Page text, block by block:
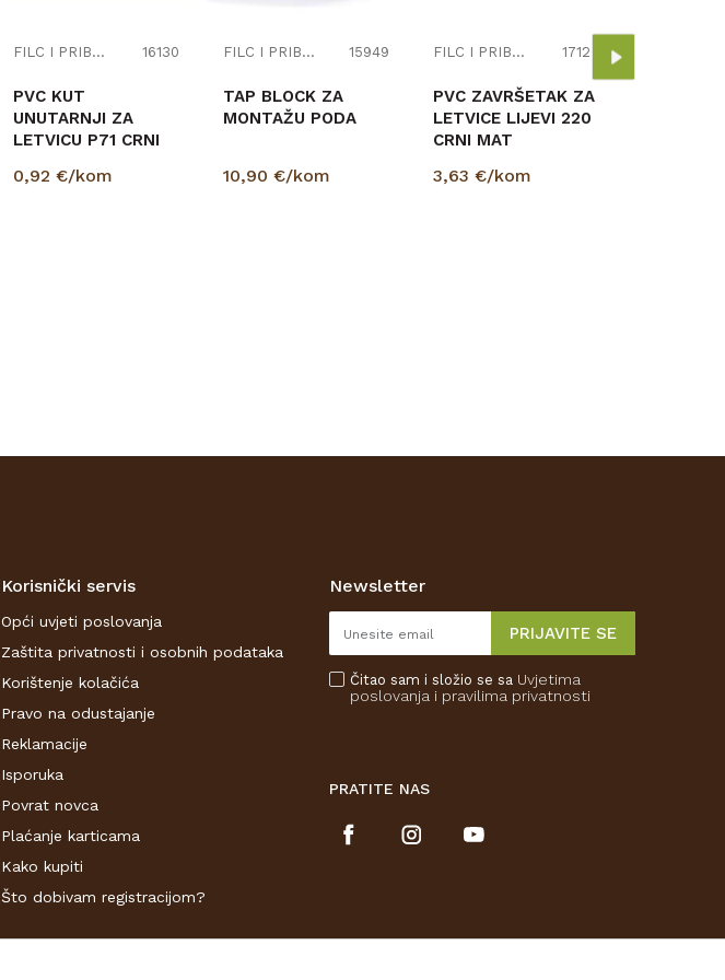
FILC I PRIBOR 16130
PVC KUT
UNUTARNJI ZA
LETVICU P71 CRNI
0,92 €/kom
FILC I PRIBOR 15949
TAP BLOCK ZA
MONTAŽU PODA
10,90 €/kom
FILC I PRIBOR 17126
PVC ZAVRŠETAK ZA
LETVICE LIJEVI 220
CRNI MAT
3,63 €/kom
Korisnički servis
Opći uvjeti poslovanja
Zaštita privatnosti i osobnih podataka
Korištenje kolačića
Pravo na odustajanje
Reklamacije
Isporuka
Povrat novca
Plaćanje karticama
Kako kupiti
Što dobivam registracijom?
Newsletter
PRIJAVITE SE
Čitao sam i složio se sa Uvjetima
poslovanja i pravilima privatnosti
PRATITE NAS